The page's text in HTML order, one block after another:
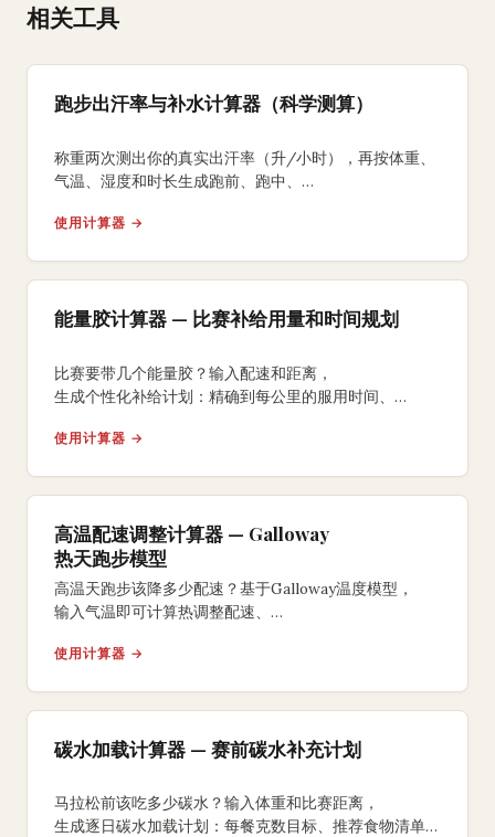
相关工具
跑步出汗率与补水计算器（科学测算）
称重两次测出你的真实出汗率（升/小时），再按体重、
气温、湿度和时长生成跑前、跑中、
使用计算器 →
能量胶计算器 — 比赛补给用量和时间规划
比赛要带几个能量胶？输入配速和距离，
生成个性化补给计划：精确到每公里的服用时间、
使用计算器 →
高温配速调整计算器 — Galloway
热天跑步模型
高温天跑步该降多少配速？基于Galloway温度模型，
输入气温即可计算热调整配速、
使用计算器 →
碳水加载计算器 — 赛前碳水补充计划
马拉松前该吃多少碳水？输入体重和比赛距离，
生成逐日碳水加载计划：每餐克数目标、推荐食物清单、